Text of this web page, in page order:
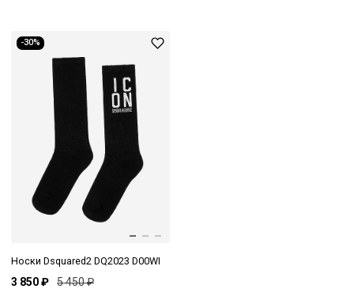
-30%
Носки Dsquared2 DQ2023 D00WI
3 850 ₽ 5 450 ₽